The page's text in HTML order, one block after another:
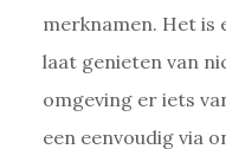
merknamen. Het is
laat genieten van
omgeving er iets
een eenvoudig via